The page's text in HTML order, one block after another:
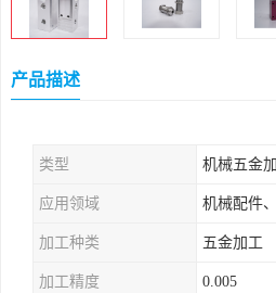
产品描述
类型 机械五金
应用领域 机械配件
加工种类 五金加工
加工精度 0.005